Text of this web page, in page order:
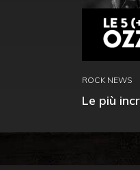
ROCK NEWS
Le più